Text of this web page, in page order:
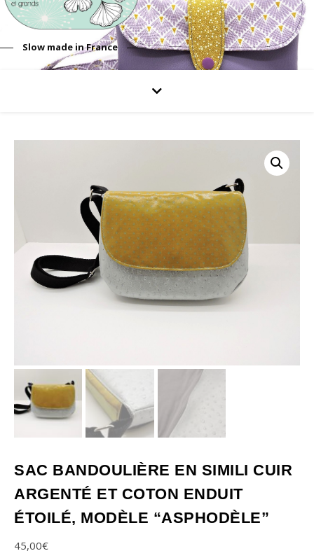
Slow made in France
SAC BANDOULIÈRE EN SIMILI CUIR
ARGENTÉ ET COTON ENDUIT
ÉTOILÉ, MODÈLE “ASPHODÈLE”
45,00€